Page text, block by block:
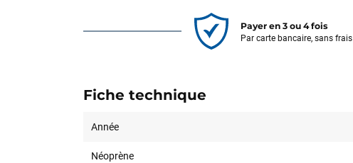
Payer en 3 ou 4 fois
Par carte bancaire, sans frais
Fiche technique
Année
Néoprène